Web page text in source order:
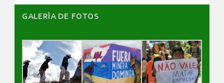
GALERÌA DE FOTOS